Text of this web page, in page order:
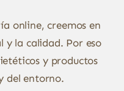
online, creemos en
y la calidad. Por eso
y productos
del entorno.